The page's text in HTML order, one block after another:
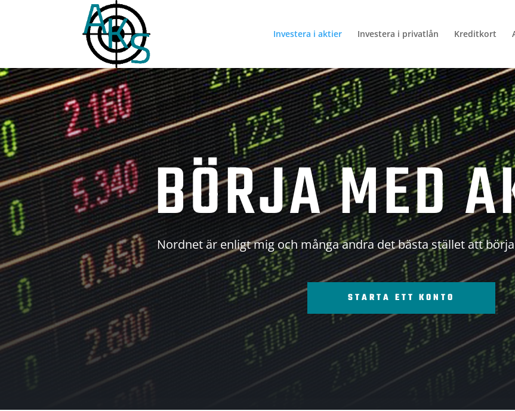
Investera i aktier Investera i privatlån Kreditkort
BÖRJA MED
Nordnet är enligt mig och många andra det bästa stället att
STARTA ETT KONTO